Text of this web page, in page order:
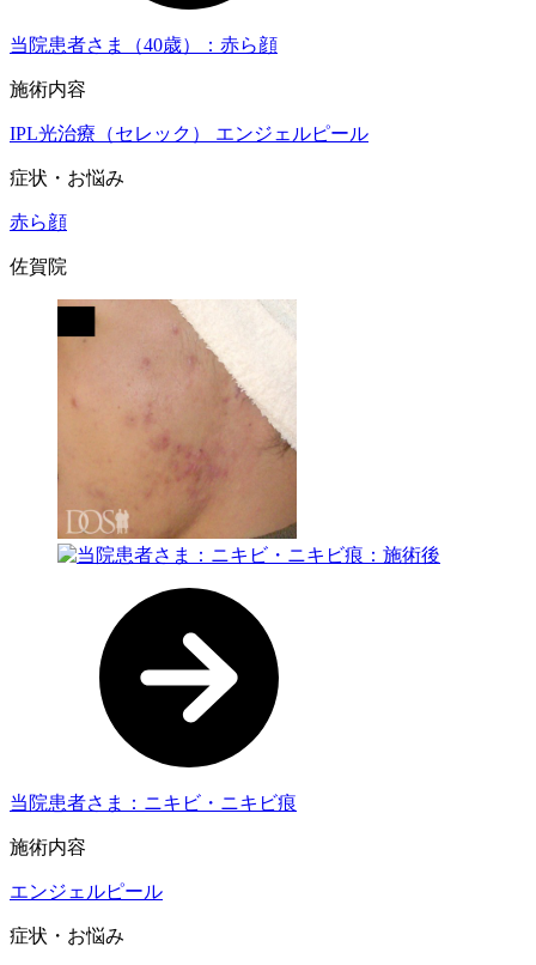
当院患者さま（40歳）：赤ら顔
施術内容
IPL光治療（セレック） エンジェルピール
症状・お悩み
赤ら顔
佐賀院
当院患者さま：ニキビ・ニキビ痕
施術内容
エンジェルピール
症状・お悩み